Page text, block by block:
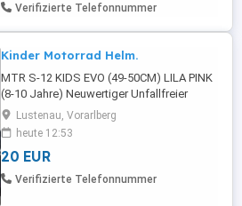
atmungsaktiv, Nähte nicht verschweißt -
Elastisches ...
Verifizierte Telefonnummer
Kinder Motorrad Helm.
MTR S-12 KIDS EVO (49-50CM) LILA PINK
(8-10 Jahre) Neuwertiger Unfallfreier
wenig benutzer Kinderhelm Visier: klar,
vorbereitet für Pinlock Anti-Beschlag-
Innenscheibe Material: ABS Verschluss:
Ratschenverschluss Gewicht: ca. 1.230 g
Futter: Komfort-Innenfutter, komplett
Lustenau, Vorarlberg
heute 12:53
20 EUR
Verifizierte Telefonnummer